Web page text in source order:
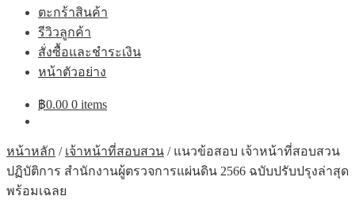
ตะกร้าสินค้า
รีวิวลูกค้า
สั่งซื้อและชำระเงิน
หน้าตัวอย่าง
฿0.00 0 items
หน้าหลัก / เจ้าหน้าที่สอบสวน / แนวข้อสอบ เจ้าหน้าที่สอบสวน
ปฏิบัติการ สำนักงานผู้ตรวจการแผ่นดิน 2566 ฉบับปรับปรุงล่าสุด
พร้อมเฉลย